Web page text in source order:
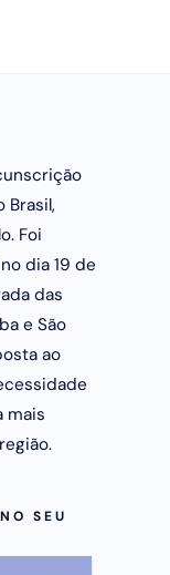
Brasil,
Foi
dia 19 de
das
e São
ao
mais
SEU